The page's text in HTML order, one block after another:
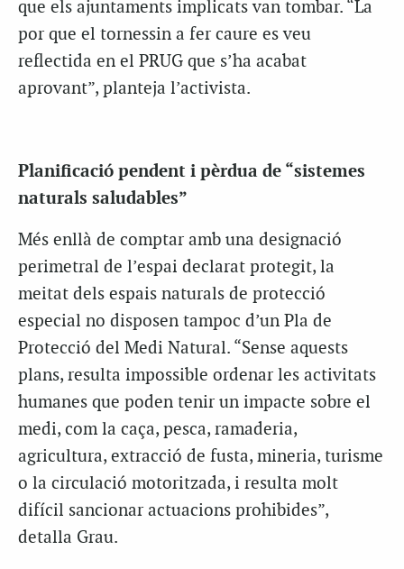
que els ajuntaments implicats van tombar. “La
por que el tornessin a fer caure es veu
reflectida en el PRUG que s’ha acabat
aprovant”, planteja l’activista.
Planificació pendent i pèrdua de “sistemes
naturals saludables”
Més enllà de comptar amb una designació
perimetral de l’espai declarat protegit, la
meitat dels espais naturals de protecció
especial no disposen tampoc d’un Pla de
Protecció del Medi Natural. “Sense aquests
plans, resulta impossible ordenar les activitats
humanes que poden tenir un impacte sobre el
medi, com la caça, pesca, ramaderia,
agricultura, extracció de fusta, mineria, turisme
o la circulació motoritzada, i resulta molt
difícil sancionar actuacions prohibides”,
detalla Grau.